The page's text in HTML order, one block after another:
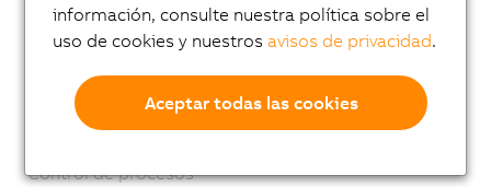
Automatización móvil
Industrial IoT
Software
Control de procesos
información, consulte nuestra política sobre el
uso de cookies y nuestrosavisos de privacidad.
Aceptar todas las cookies